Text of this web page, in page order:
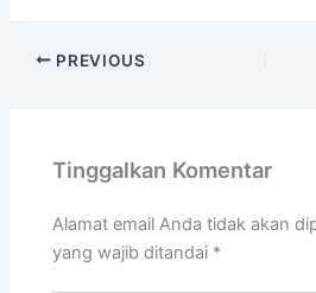
PREVIOUS
Tinggalkan Komentar
Alamat email Anda tidak akan
yang wajib ditandai *